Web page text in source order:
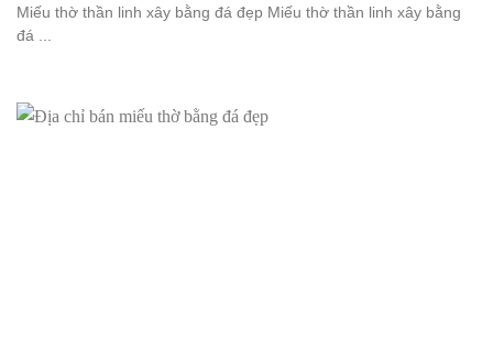
Miếu thờ thần linh xây bằng đá đẹp Miếu thờ thần linh xây bằng
đá ...